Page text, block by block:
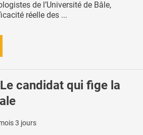
de l’Université de Bâle,
réelle des ...
Le candidat qui fige la
3 jours